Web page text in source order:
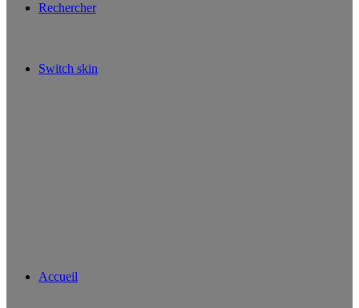
Rechercher
Switch skin
Accueil